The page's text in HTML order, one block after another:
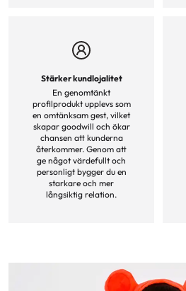
Stärker kundlojalitet
En genomtänkt
profilprodukt upplevs som
en omtänksam gest, vilket
skapar goodwill och ökar
chansen att kunderna
återkommer. Genom att
ge något värdefullt och
personligt bygger du en
starkare och mer
långsiktig relation.